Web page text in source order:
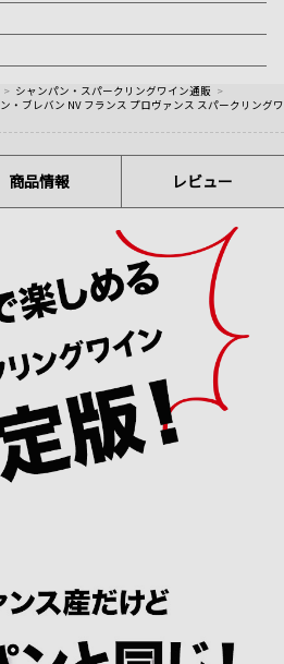
> シャンパン・スパークリングワイン通販 >
・ブレバン NV フランス プロヴァンス スパークリングワ
商品情報 レビュー